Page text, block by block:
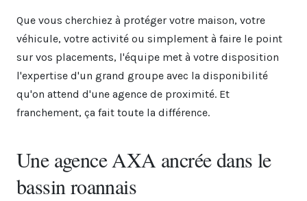
Que vous cherchiez à protéger votre maison, votre
véhicule, votre activité ou simplement à faire le point
sur vos placements, l'équipe met à votre disposition
l'expertise d'un grand groupe avec la disponibilité
qu'on attend d'une agence de proximité. Et
franchement, ça fait toute la différence.
Une agence AXA ancrée dans le
bassin roannais